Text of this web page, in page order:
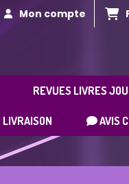
Mon compte
REVUES LIVRES
LIVRAISON AVIS